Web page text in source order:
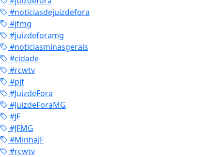
#noticiasdejuizdefora
#jfmg
#juizdeforamg
#noticiasminasgerais
#cidade
#rcwtv
#pjf
#JuizdeFora
#JuizdeForaMG
#JF
#JFMG
#MinhaJF
#rcwtv